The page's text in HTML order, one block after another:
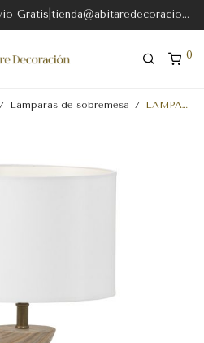
Tiempo entrega 10 dias | Envio Gratis|tienda@abitaredecoracion.com
0
/ Lámparas de sobremesa / LAMPARA SOBREMESA 13x13x33 TRAVERTINO-METAL DORADO-SIN PANTALLA